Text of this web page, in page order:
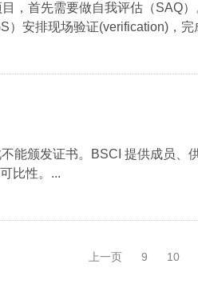
，首先需要做自我评估（SAQ
）安排现场验证(verification)，
能颁发证书。BSCI 提供成员
比性。...
上一页 9 10